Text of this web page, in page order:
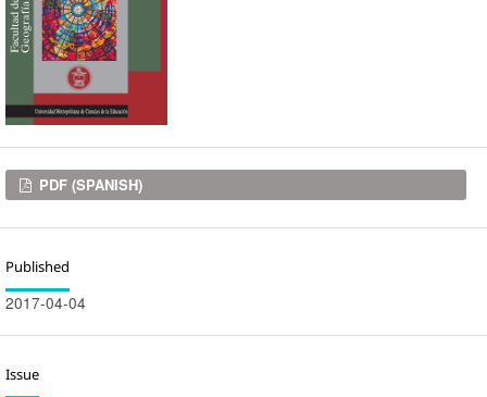
Downloads
PDF (SPANISH)
Published
2017-04-04
Issue